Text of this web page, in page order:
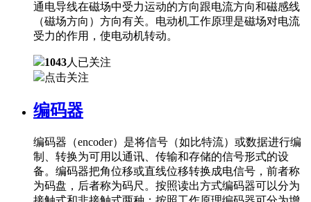
通电导线在磁场中受力运动的方向跟电流方向和磁感线
（磁场方向）方向有关。电动机工作原理是磁场对电流
受力的作用，使电动机转动。
1043人已关注
点击关注
编码器
编码器（encoder）是将信号（如比特流）或数据进行编
制、转换为可用以通讯、传输和存储的信号形式的设
备。编码器把角位移或直线位移转换成电信号，前者称
为码盘，后者称为码尺。按照读出方式编码器可以分为